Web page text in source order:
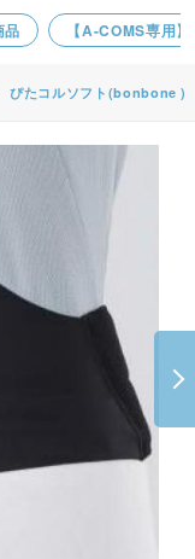
品 【A-COMS専用
ぴたコルソフト(bonbone )